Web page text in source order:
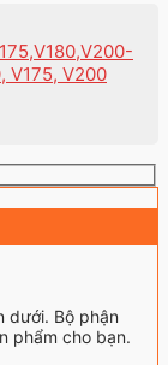
V175, V200
dưới. Bộ phận
phẩm cho bạn.